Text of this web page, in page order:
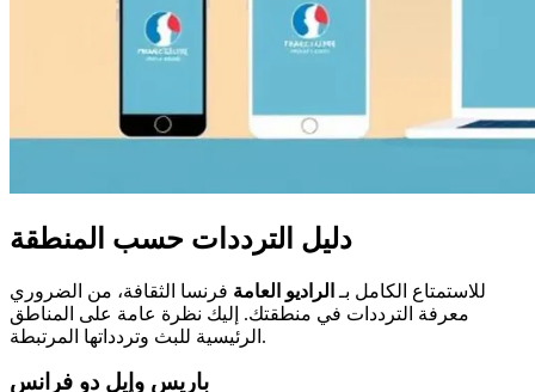
دليل الترددات حسب المنطقة
للاستمتاع الكامل بـ الراديو العامة فرنسا الثقافة، من الضروري
معرفة الترددات في منطقتك. إليك نظرة عامة على المناطق
الرئيسية للبث وتردداتها المرتبطة.
باريس وإيل دو فرانس